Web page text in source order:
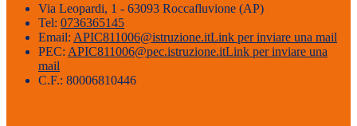
Via Leopardi, 1 - 63093 Roccafluvione (AP)
Tel: 0736365145
Email: APIC811006@istruzione.itLink per inviare una mail
PEC: APIC811006@pec.istruzione.itLink per inviare una
mail
C.F.: 80006810446